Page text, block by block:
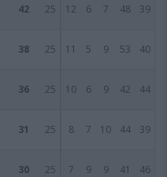
42 25 12 6 7 48 39
38 25 11 5 9 53 40
36 25 10 6 9 42 44
31 25 8 7 10 44 39
30 25 7 9 9 41 46